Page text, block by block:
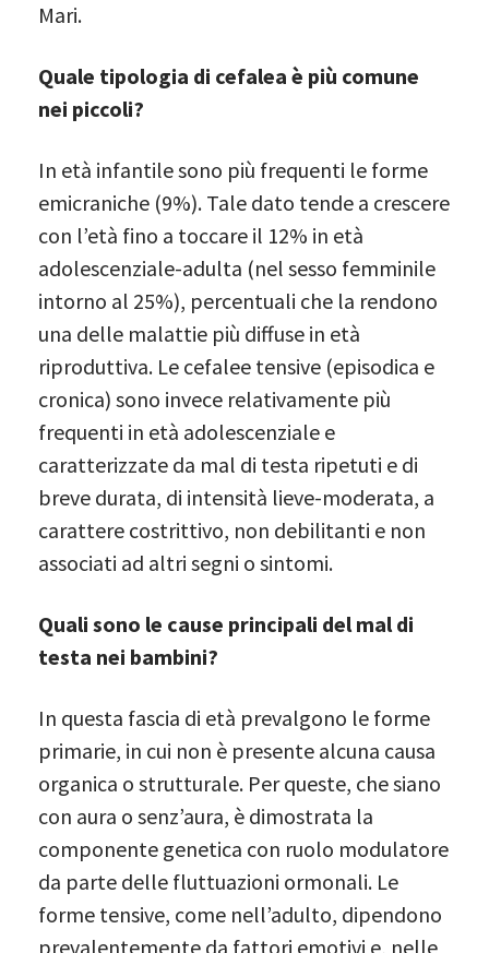
Mari.
Quale tipologia di cefalea è più comune
nei piccoli?
In età infantile sono più frequenti le forme
emicraniche (9%). Tale dato tende a crescere
con l’età fino a toccare il 12% in età
adolescenziale-adulta (nel sesso femminile
intorno al 25%), percentuali che la rendono
una delle malattie più diffuse in età
riproduttiva. Le cefalee tensive (episodica e
cronica) sono invece relativamente più
frequenti in età adolescenziale e
caratterizzate da mal di testa ripetuti e di
breve durata, di intensità lieve-moderata, a
carattere costrittivo, non debilitanti e non
associati ad altri segni o sintomi.
Quali sono le cause principali del mal di
testa nei bambini?
In questa fascia di età prevalgono le forme
primarie, in cui non è presente alcuna causa
organica o strutturale. Per queste, che siano
con aura o senz’aura, è dimostrata la
componente genetica con ruolo modulatore
da parte delle fluttuazioni ormonali. Le
forme tensive, come nell’adulto, dipendono
prevalentemente da fattori emotivi e, nelle